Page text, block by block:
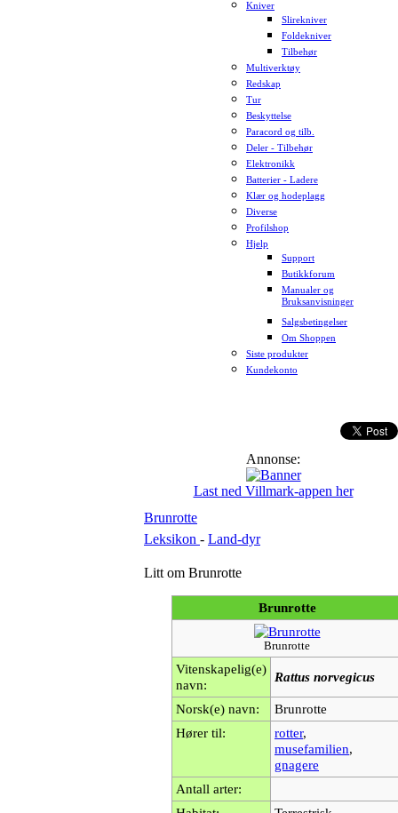
Kniver
Slirekniver
Foldekniver
Tilbehør
Multiverktøy
Redskap
Tur
Beskyttelse
Paracord og tilb.
Deler - Tilbehør
Elektronikk
Batterier - Ladere
Klær og hodeplagg
Diverse
Profilshop
Hjelp
Support
Butikkforum
Manualer og
Bruksanvisninger
Salgsbetingelser
Om Shoppen
Siste produkter
Kundekonto
Annonse:
Last ned Villmark-appen her
Brunrotte
Leksikon - Land-dyr
Litt om Brunrotte
Brunrotte
Brunrotte
Vitenskapelig(e)
navn:
Rattus norvegicus
Norsk(e) navn:
Brunrotte
Hører til:
rotter,
musefamilien,
gnagere
Antall arter: